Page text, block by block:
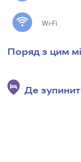
Wi-Fi
Поряд з цим
Де